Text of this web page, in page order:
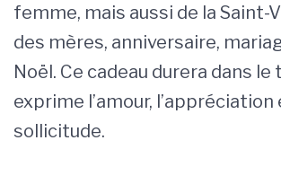
femme, mais aussi de la Saint-
des mères, anniversaire,
Noël. Ce cadeau durera dans
exprime l’amour, l’appréciation
sollicitude.